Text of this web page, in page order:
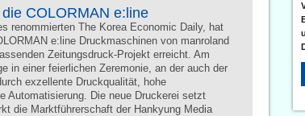
COLORMAN e:line
renommierten The Korea Economic Daily, hat
e:line Druckmaschinen von manroland
Zeitungsdruck-Projekt erreicht. Am
in einer feierlichen Zeremonie, an der auch der
exzellente Druckqualität, hohe
Automatisierung. Die neue Druckerei setzt
die Marktführerschaft der Hankyung Media